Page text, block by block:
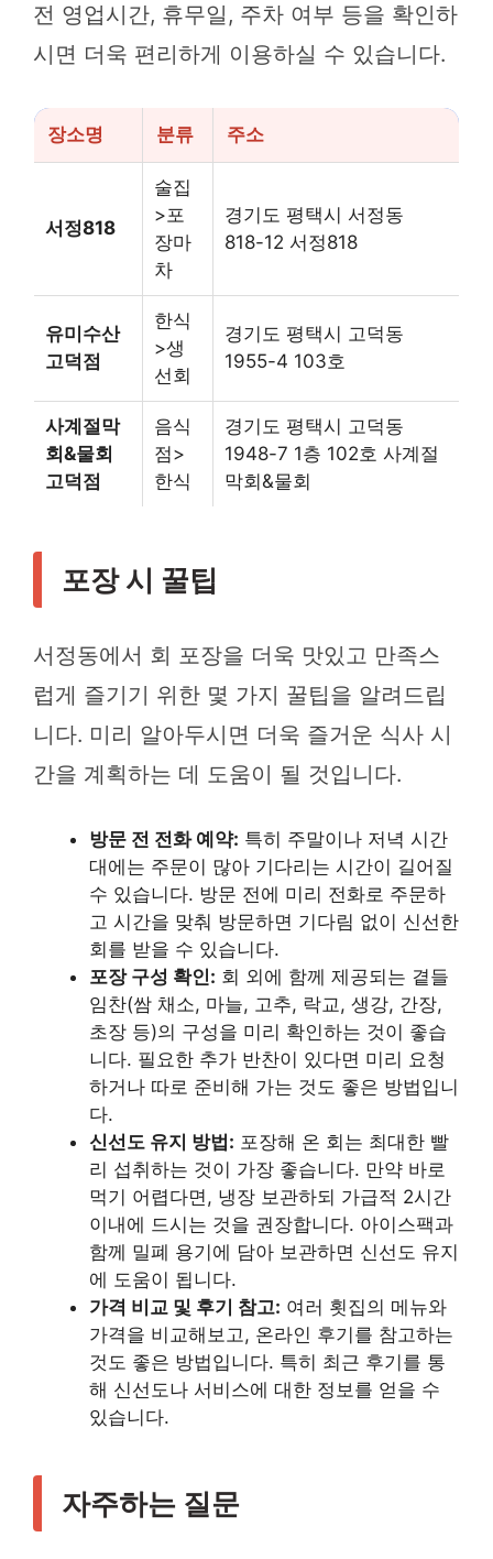
전 영업시간, 휴무일, 주차 여부 등을 확인하
시면 더욱 편리하게 이용하실 수 있습니다.
장소명 분류 주소
서정818
술집
>포
장마
차
경기도 평택시 서정동
818-12 서정818
유미수산
고덕점
한식
>생
선회
경기도 평택시 고덕동
1955-4 103호
사계절막
회&물회
고덕점
음식
점>
한식
경기도 평택시 고덕동
1948-7 1층 102호 사계절
막회&물회
포장 시 꿀팁
서정동에서 회 포장을 더욱 맛있고 만족스
럽게 즐기기 위한 몇 가지 꿀팁을 알려드립
니다. 미리 알아두시면 더욱 즐거운 식사 시
간을 계획하는 데 도움이 될 것입니다.
방문 전 전화 예약: 특히 주말이나 저녁 시간
대에는 주문이 많아 기다리는 시간이 길어질
수 있습니다. 방문 전에 미리 전화로 주문하
고 시간을 맞춰 방문하면 기다림 없이 신선한
회를 받을 수 있습니다.
포장 구성 확인: 회 외에 함께 제공되는 곁들
임찬(쌈 채소, 마늘, 고추, 락교, 생강, 간장,
초장 등)의 구성을 미리 확인하는 것이 좋습
니다. 필요한 추가 반찬이 있다면 미리 요청
하거나 따로 준비해 가는 것도 좋은 방법입니
다.
신선도 유지 방법: 포장해 온 회는 최대한 빨
리 섭취하는 것이 가장 좋습니다. 만약 바로
먹기 어렵다면, 냉장 보관하되 가급적 2시간
이내에 드시는 것을 권장합니다. 아이스팩과
함께 밀폐 용기에 담아 보관하면 신선도 유지
에 도움이 됩니다.
가격 비교 및 후기 참고: 여러 횟집의 메뉴와
가격을 비교해보고, 온라인 후기를 참고하는
것도 좋은 방법입니다. 특히 최근 후기를 통
해 신선도나 서비스에 대한 정보를 얻을 수
있습니다.
자주하는 질문